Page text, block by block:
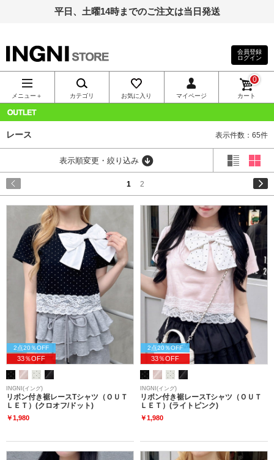
平日、土曜14時までのご注文は当日発送
INGNI（イン
グ）公式通
販｜INGNI
STORE
会員登録
ログイン
メニュー＋ カテゴリ お気に入り マイページ カート
0
レース 表示件数：65件
表示順変更・絞り込み
1 2
2点20％OFF
33％OFF
INGNI(イング)
リボン付き裾レースTシャツ（ＯＵＴ
ＬＥＴ）(クロオフ/ドット)
￥1,980
2点20％OFF
33％OFF
INGNI(イング)
リボン付き裾レースTシャツ（ＯＵＴ
ＬＥＴ）(ライトピンク)
￥1,980